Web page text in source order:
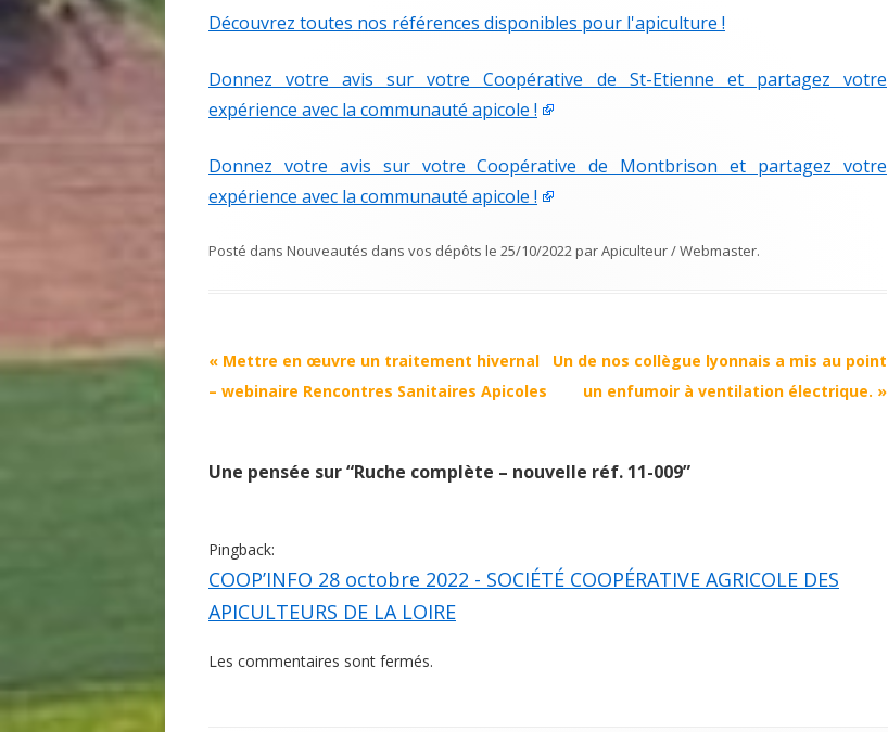
Découvrez toutes nos références disponibles pour l'apiculture !
Donnez votre avis sur votre Coopérative de St-Etienne et partagez votre
expérience avec la communauté apicole !
Donnez votre avis sur votre Coopérative de Montbrison et partagez votre
expérience avec la communauté apicole !
Posté dans Nouveautés dans vos dépôts le 25/10/2022parApiculteur / Webmaster.
Navigation
Article
« Mettre en œuvre un traitement hivernal
– webinaire Rencontres Sanitaires Apicoles
Un de nos collègue lyonnais a mis au point
un enfumoir à ventilation électrique. »
Une pensée sur “Ruche complète – nouvelle réf. 11-009”
Pingback:
COOP’INFO 28 octobre 2022 - SOCIÉTÉ COOPÉRATIVE AGRICOLE DES
APICULTEURS DE LA LOIRE
Les commentaires sont fermés.